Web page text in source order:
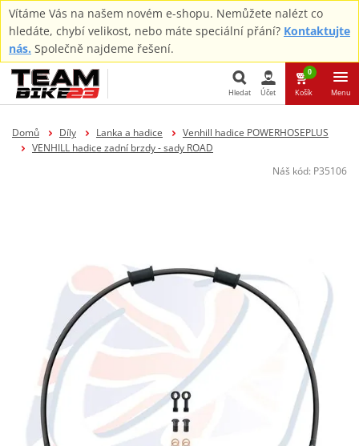
Vítáme Vás na našem novém e-shopu. Nemůžete nalézt co
hledáte, chybí velikost, nebo máte speciální přání? Kontaktujte
nás. Společně najdeme řešení.
Hledat
Hledat Účet
0
Košík Menu
Domů Díly Lanka a hadice
Venhill hadice POWERHOSEPLUS
VENHILL hadice zadní brzdy - sady ROAD
Náš kód: P35106